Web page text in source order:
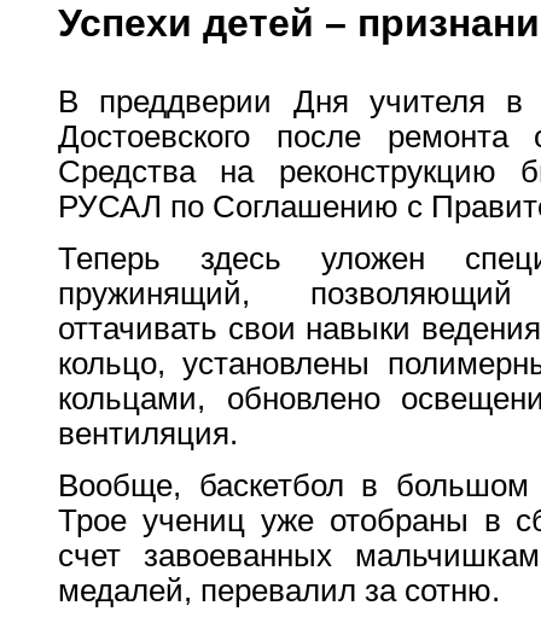
Успехи детей –
В преддверии Дня учителя
Достоевского после ремонта
Средства на реконструкцию
РУСАЛ по Соглашению с
Теперь здесь уложен
пружинящий,
оттачивать свои навыки
кольцо, установлены
кольцами, обновлено
вентиляция.
Вообще, баскетбол в большом
Трое учениц уже отобраны в
счет завоеванных
медалей, перевалил за сотню.